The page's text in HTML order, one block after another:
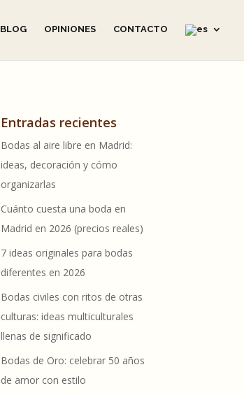
BLOG OPINIONES CONTACTO
Entradas recientes
Bodas al aire libre en Madrid:
ideas, decoración y cómo
organizarlas
Cuánto cuesta una boda en
Madrid en 2026 (precios reales)
7 ideas originales para bodas
diferentes en 2026
Bodas civiles con ritos de otras
culturas: ideas multiculturales
llenas de significado
Bodas de Oro: celebrar 50 años
de amor con estilo